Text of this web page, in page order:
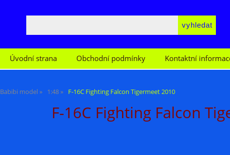
Úvodní strana Obchodní podmínky Kontaktní
Babibi model 1:48 F-16C Fighting Falcon Tigermeet 2010
F-16C Fighting Falcon